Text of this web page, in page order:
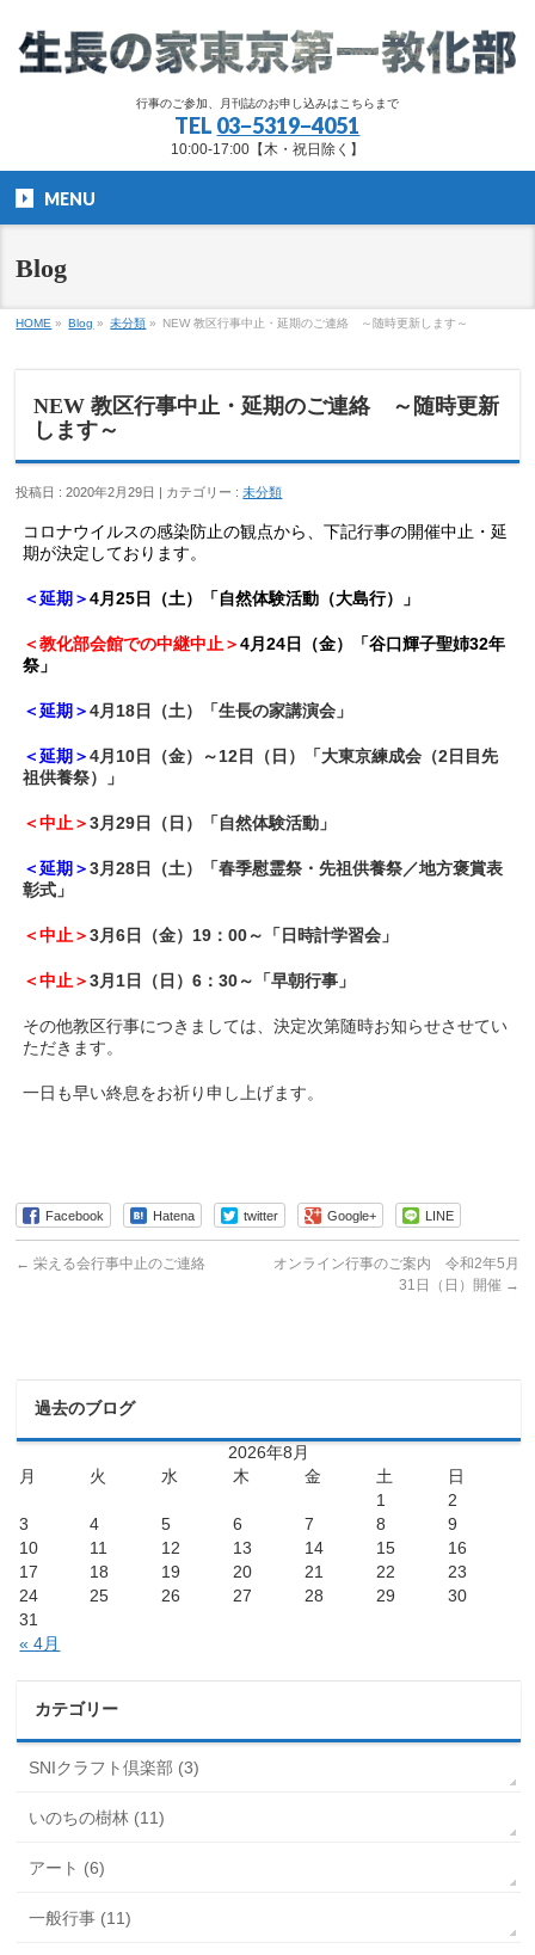
行事のご参加、月刊誌のお申し込みはこちらまで
TEL 03−5319−4051
10:00-17:00【木・祝日除く】
MENU
Blog
HOME » Blog » 未分類 » NEW 教区行事中止・延期のご連絡 ～随時更新します～
NEW 教区行事中止・延期のご連絡 ～随時更新
します～
投稿日 : 2020年2月29日 | カテゴリー :未分類
コロナウイルスの感染防止の観点から、下記行事の開催中止・延
期が決定しております。
＜延期＞4月25日（土）「自然体験活動（大島行）」
＜教化部会館での中継中止＞4月24日（金）「谷口輝子聖姉32年
祭」
＜延期＞4月18日（土）「生長の家講演会」
＜延期＞4月10日（金）～12日（日）「大東京練成会（2日目先
祖供養祭）」
＜中止＞3月29日（日）「自然体験活動」
＜延期＞3月28日（土）「春季慰霊祭・先祖供養祭／地方褒賞表
彰式」
＜中止＞3月6日（金）19：00～「日時計学習会」
＜中止＞3月1日（日）6：30～「早朝行事」
その他教区行事につきましては、決定次第随時お知らせさせてい
ただきます。
一日も早い終息をお祈り申し上げます。
Facebook Hatena twitter Google+ LINE
← 栄える会行事中止のご連絡
オンライン行事のご案内 令和2年5月
31日（日）開催 →
過去のブログ
2026年8月
月
火 水 木 金 土 日
« 4月
1
2
3
4 5 6 7 8
9
10
11 12 13 14 15
16
17
18 19 20 21 22
23
24
25 26 27 28 29
30
31
カテゴリー
SNIクラフト倶楽部 (3)
いのちの樹林 (11)
アート (6)
一般行事 (11)